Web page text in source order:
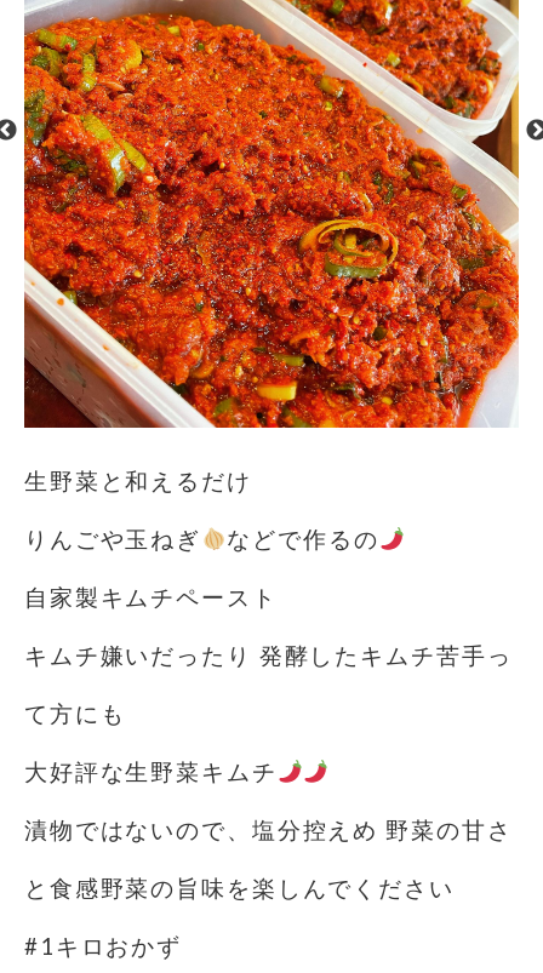
生野菜と和えるだけ
りんごや玉ねぎ などで作るの
自家製キムチペースト
キムチ嫌いだったり 発酵したキムチ苦手っ
て方にも
大好評な生野菜キムチ
漬物ではないので、塩分控えめ 野菜の甘さ
と食感野菜の旨味を楽しんでください
#1キロおかず